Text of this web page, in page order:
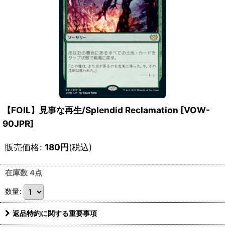
【FOIL】見事な再生/Splendid Reclamation [VOW-
90JPR]
販売価格: 180円(税込)
在庫数 4点
数量:
返品特約に関する重要事項